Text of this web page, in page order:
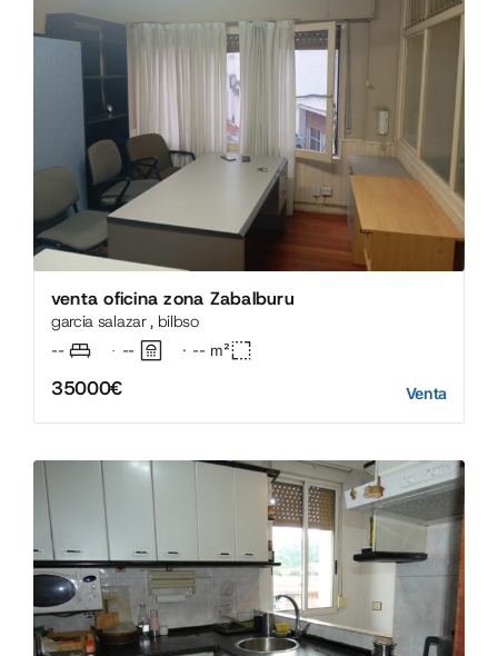
venta oficina zona Zabalburu
garcia salazar , bilbso
-- · -- · -- m²
35000€ Venta